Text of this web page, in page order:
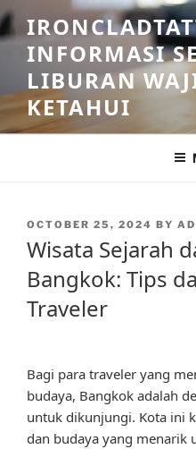
Skip
to
contentINFORMASI
LIBURAN
KETAHUI
POSTED
OCTOBER 25, 2024 BY
Wisata Sejarah
Bangkok: Tips
Traveler
Bagi para traveler yang
budaya, Bangkok adalah
untuk dikunjungi. Kota ini
dan budaya yang menarik